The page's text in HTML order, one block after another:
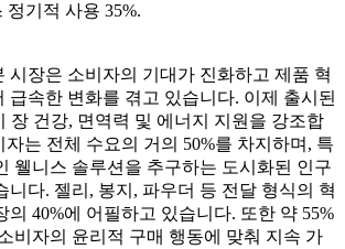
정기적 사용 35%.
시장은 소비자의 기대가 진화하고 제품 혁
급속한 변화를 겪고 있습니다. 이제 출시된
장 건강, 면역력 및 에너지 지원을 강조합
자는 전체 수요의 거의 50%를 차지하며, 특
웰니스 솔루션을 추구하는 도시화된 인구
니다. 젤리, 봉지, 파우더 등 전달 형식의 혁
의 40%에 어필하고 있습니다. 또한 약 55%
비자의 윤리적 구매 행동에 맞춰 지속 가